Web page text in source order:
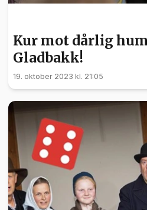
Kur mot dårlig
Gladbakk!
19. oktober 2023 kl. 21:05